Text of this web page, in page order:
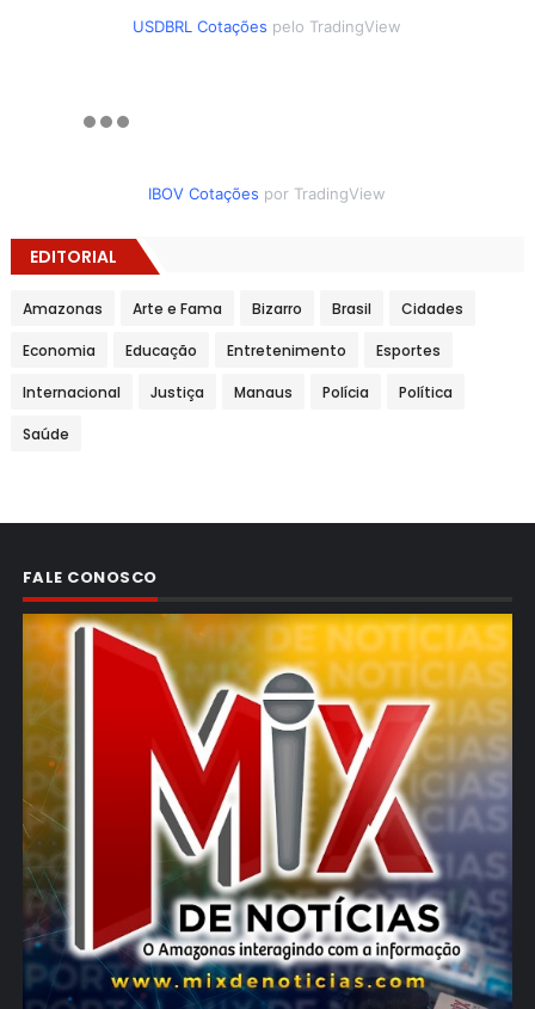
USDBRL Cotações pelo TradingView
IBOV Cotações por TradingView
EDITORIAL
Amazonas Arte e Fama Bizarro Brasil Cidades
Economia Educação Entretenimento Esportes
Internacional Justiça Manaus Polícia Política
Saúde
FALE CONOSCO